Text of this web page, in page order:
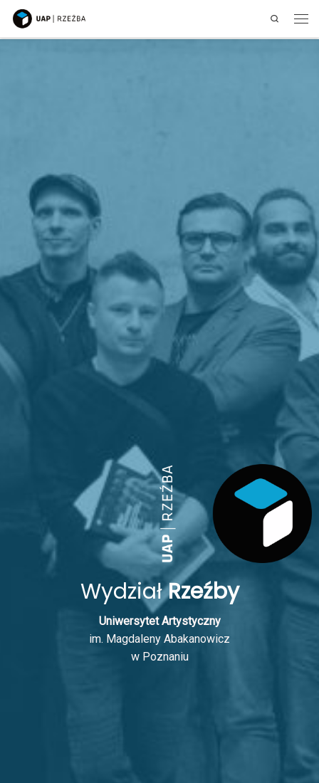
Przejdź do treści
Search
WydziałRzeźby
Uniwersytet Artystyczny
im. Magdaleny Abakanowicz
w Poznaniu